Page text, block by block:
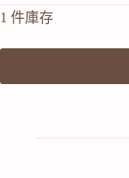
1 件庫存